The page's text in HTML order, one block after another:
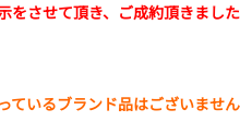
をさせて頂き、ご成約頂きました
ているブランド品はございません